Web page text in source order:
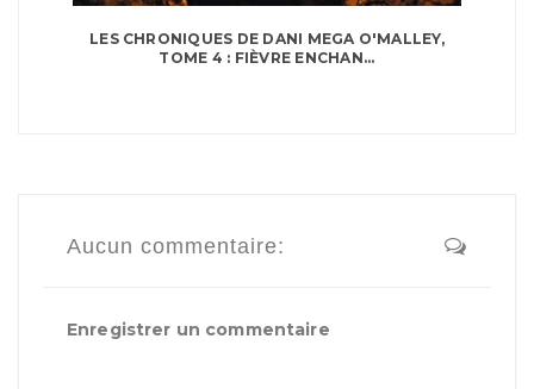
LES CHRONIQUES DE DANI MEGA O'MALLEY,
TOME 4 : FIÈVRE ENCHAN...
Aucun commentaire:
Enregistrer un commentaire